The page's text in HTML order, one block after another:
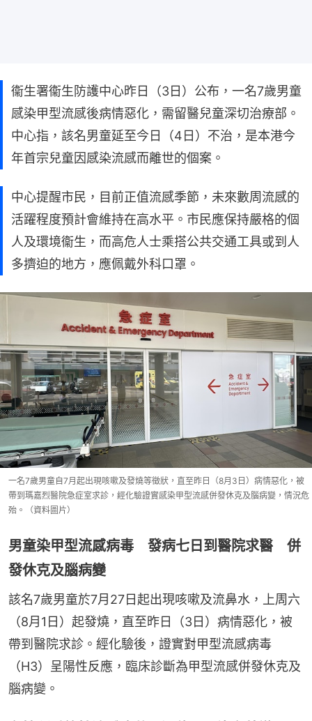
​衞生署衞生防護中心昨日（3日）公布，一名7歲男童
感染甲型流感後病情惡化，需留醫兒童深切治療部。
中心指，該名男童延至今日（4日）不治，是本港今
年首宗兒童因感染流感而離世的個案。
中心提醒市民，目前正值流感季節，未來數周流感的
活躍程度預計會維持在高水平。市民應保持嚴格的個
人及環境衞生，而高危人士乘搭公共交通工具或到人
多擠迫的地方，應佩戴外科口罩。
一名7歲男童自7月起出現咳嗽及發燒等徵狀，直至昨日（8月3日）病情惡化，被
帶到瑪嘉烈醫院急症室求診，經化驗證實感染甲型流感併發休克及腦病變，情況危
殆。（資料圖片）
男童染甲型流感病毒 發病七日到醫院求醫 併
發休克及腦病變
該名7歲男童於7月27日起出現咳嗽及流鼻水，上周六
（8月1日）起發燒，直至昨日（3日）病情惡化，被
帶到醫院求診。經化驗後，證實對甲型流感病毒
（H3）呈陽性反應，臨床診斷為甲型流感併發休克及
腦病變。